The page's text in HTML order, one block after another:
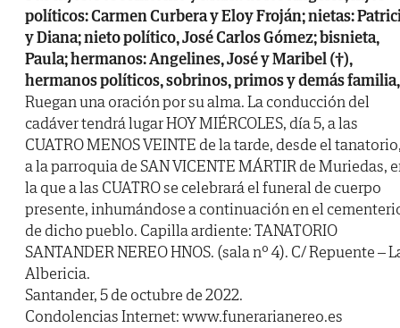
políticos: Carmen Curbera y Eloy Froján; nietas:
y Diana; nieto político, José Carlos Gómez; bisnieta,
Paula; hermanos: Angelines, José y Maribel (†),
hermanos políticos, sobrinos, primos y demás familia,
Ruegan una oración por su alma. La conducción del
cadáver tendrá lugar HOY MIÉRCOLES, día 5, a las
CUATRO MENOS VEINTE de la tarde, desde el
a la parroquia de SAN VICENTE MÁRTIR de Muriedas,
la que a las CUATRO se celebrará el funeral de cuerpo
presente, inhumándose a continuación en el
de dicho pueblo. Capilla ardiente: TANATORIO
SANTANDER NEREO HNOS. (sala nº 4). C/ Repuente –
Albericia.
Santander, 5 de octubre de 2022.
Condolencias Internet: www.funerarianereo.es